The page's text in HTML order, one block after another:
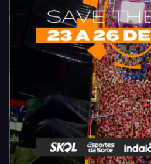
Acompanhe todas as novidades do
Fortaleza. Dicas, promoções,
Categorias